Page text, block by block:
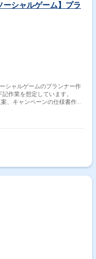
ーシャルゲーム】プラ
シャルゲームのプランナー作
記作業を想定しています。
、キャンペーンの仕様書作成
分析